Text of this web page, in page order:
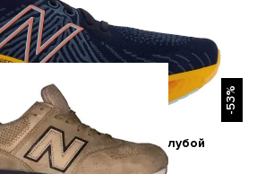
X Vongo V5 Синий/Голубой
-53%